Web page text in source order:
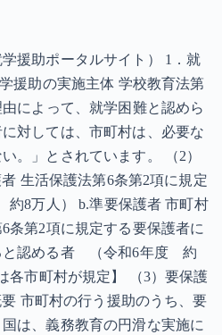
援助ポータルサイト） 1．就
援助の実施主体 学校教育法第
によって、就学困難と認めら
対しては、市町村は、必要な
。」とされています。 （2）
生活保護法第6条第2項に規定
8万人） b.準要保護者 市町村
条第2項に規定する要保護者に
と認める者 （令和6年度 約
市町村が規定】 （3）要保護
市町村の行う援助のうち、要
は、義務教育の円滑な実施に